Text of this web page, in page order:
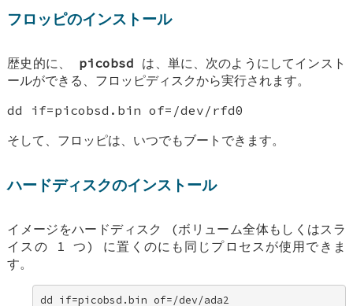
フロッピのインストール
歴史的に、 picobsd は、単に、次のようにしてインスト
ールができる、フロッピディスクから実行されます。
dd if=picobsd.bin of=/dev/rfd0
そして、フロッピは、いつでもブートできます。
ハードディスクのインストール
イメージをハードディスク (ボリューム全体もしくはスラ
イスの 1 つ) に置くのにも同じプロセスが使用できま
す。
dd if=picobsd.bin of=/dev/ada2